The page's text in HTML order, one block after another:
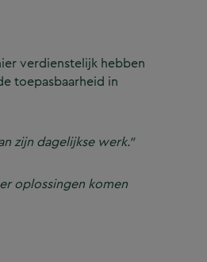
verdienstelijk hebben
toepasbaarheid in
zijn dagelijkse werk.”
oplossingen komen